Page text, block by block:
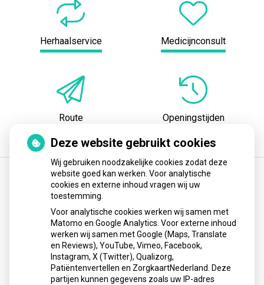
Herhaalservice Medicijnconsult
Route Openingstijden
Terugroepactie babyvoeding Nestlé: bacterie
kan baby’s ziek maken
Nestlé roept de babyvoeding Little Steps 1 en Alfamino
terug vanwege mogelijke aanwezigheid van de bacterie
Bacillus cereus. Het gaat om een voorzorgsmaatregel; er
zijn geen zieke baby’s gemeld. Ouders wordt geadviseerd
de producten niet te gebruiken en terug te brengen, waarna
Deze website gebruikt cookies
Wij gebruiken noodzakelijke cookies zodat deze
website goed kan werken. Voor analytische
cookies en externe inhoud vragen wij uw
toestemming.
Voor analytische cookies werken wij samen met
Matomo en Google Analytics. Voor externe inhoud
werken wij samen met Google (Maps, Translate
en Reviews), YouTube, Vimeo, Facebook,
Instagram, X (Twitter), Qualizorg,
Patiëntenvertellen en ZorgkaartNederland. Deze
partijen kunnen gegevens zoals uw IP-adres